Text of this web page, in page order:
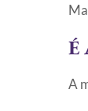
É
A